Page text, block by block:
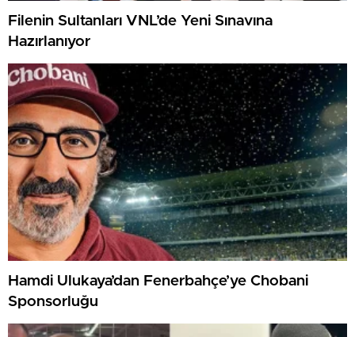
Filenin Sultanları VNL’de Yeni Sınavına
Hazırlanıyor
Hamdi Ulukaya’dan Fenerbahçe’ye Chobani
Sponsorluğu